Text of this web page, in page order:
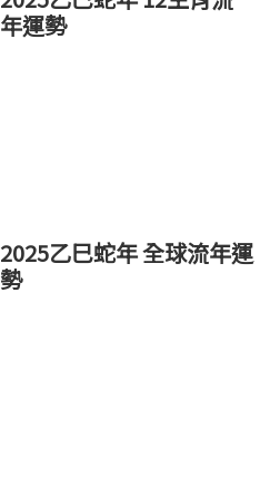
年運勢
2025乙巳蛇年 全球流年運
勢